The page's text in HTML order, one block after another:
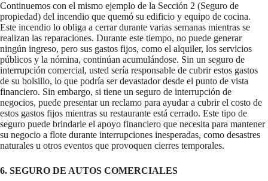
Continuemos con el mismo ejemplo de la Sección 2 (Seguro de
propiedad) del incendio que quemó su edificio y equipo de cocina.
Este incendio lo obliga a cerrar durante varias semanas mientras se
realizan las reparaciones. Durante este tiempo, no puede generar
ningún ingreso, pero sus gastos fijos, como el alquiler, los servicios
públicos y la nómina, continúan acumulándose. Sin un seguro de
interrupción comercial, usted sería responsable de cubrir estos gastos
de su bolsillo, lo que podría ser devastador desde el punto de vista
financiero. Sin embargo, si tiene un seguro de interrupción de
negocios, puede presentar un reclamo para ayudar a cubrir el costo de
estos gastos fijos mientras su restaurante está cerrado. Este tipo de
seguro puede brindarle el apoyo financiero que necesita para mantener
su negocio a flote durante interrupciones inesperadas, como desastres
naturales u otros eventos que provoquen cierres temporales.
6. SEGURO DE AUTOS COMERCIALES